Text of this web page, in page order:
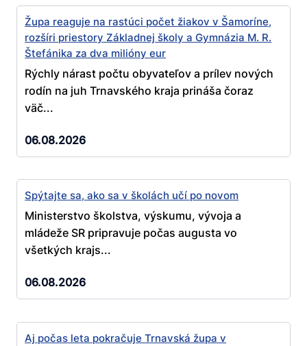
Župa reaguje na rastúci počet žiakov v Šamoríne,
rozšíri priestory Základnej školy a Gymnázia M. R.
Štefánika za dva milióny eur
Rýchly nárast počtu obyvateľov a prílev nových
rodín na juh Trnavského kraja prináša čoraz
väč...
06.08.2026
Spýtajte sa, ako sa v školách učí po novom
Ministerstvo školstva, výskumu, vývoja a
mládeže SR pripravuje počas augusta vo
všetkých krajs...
06.08.2026
Aj počas leta pokračuje Trnavská župa v